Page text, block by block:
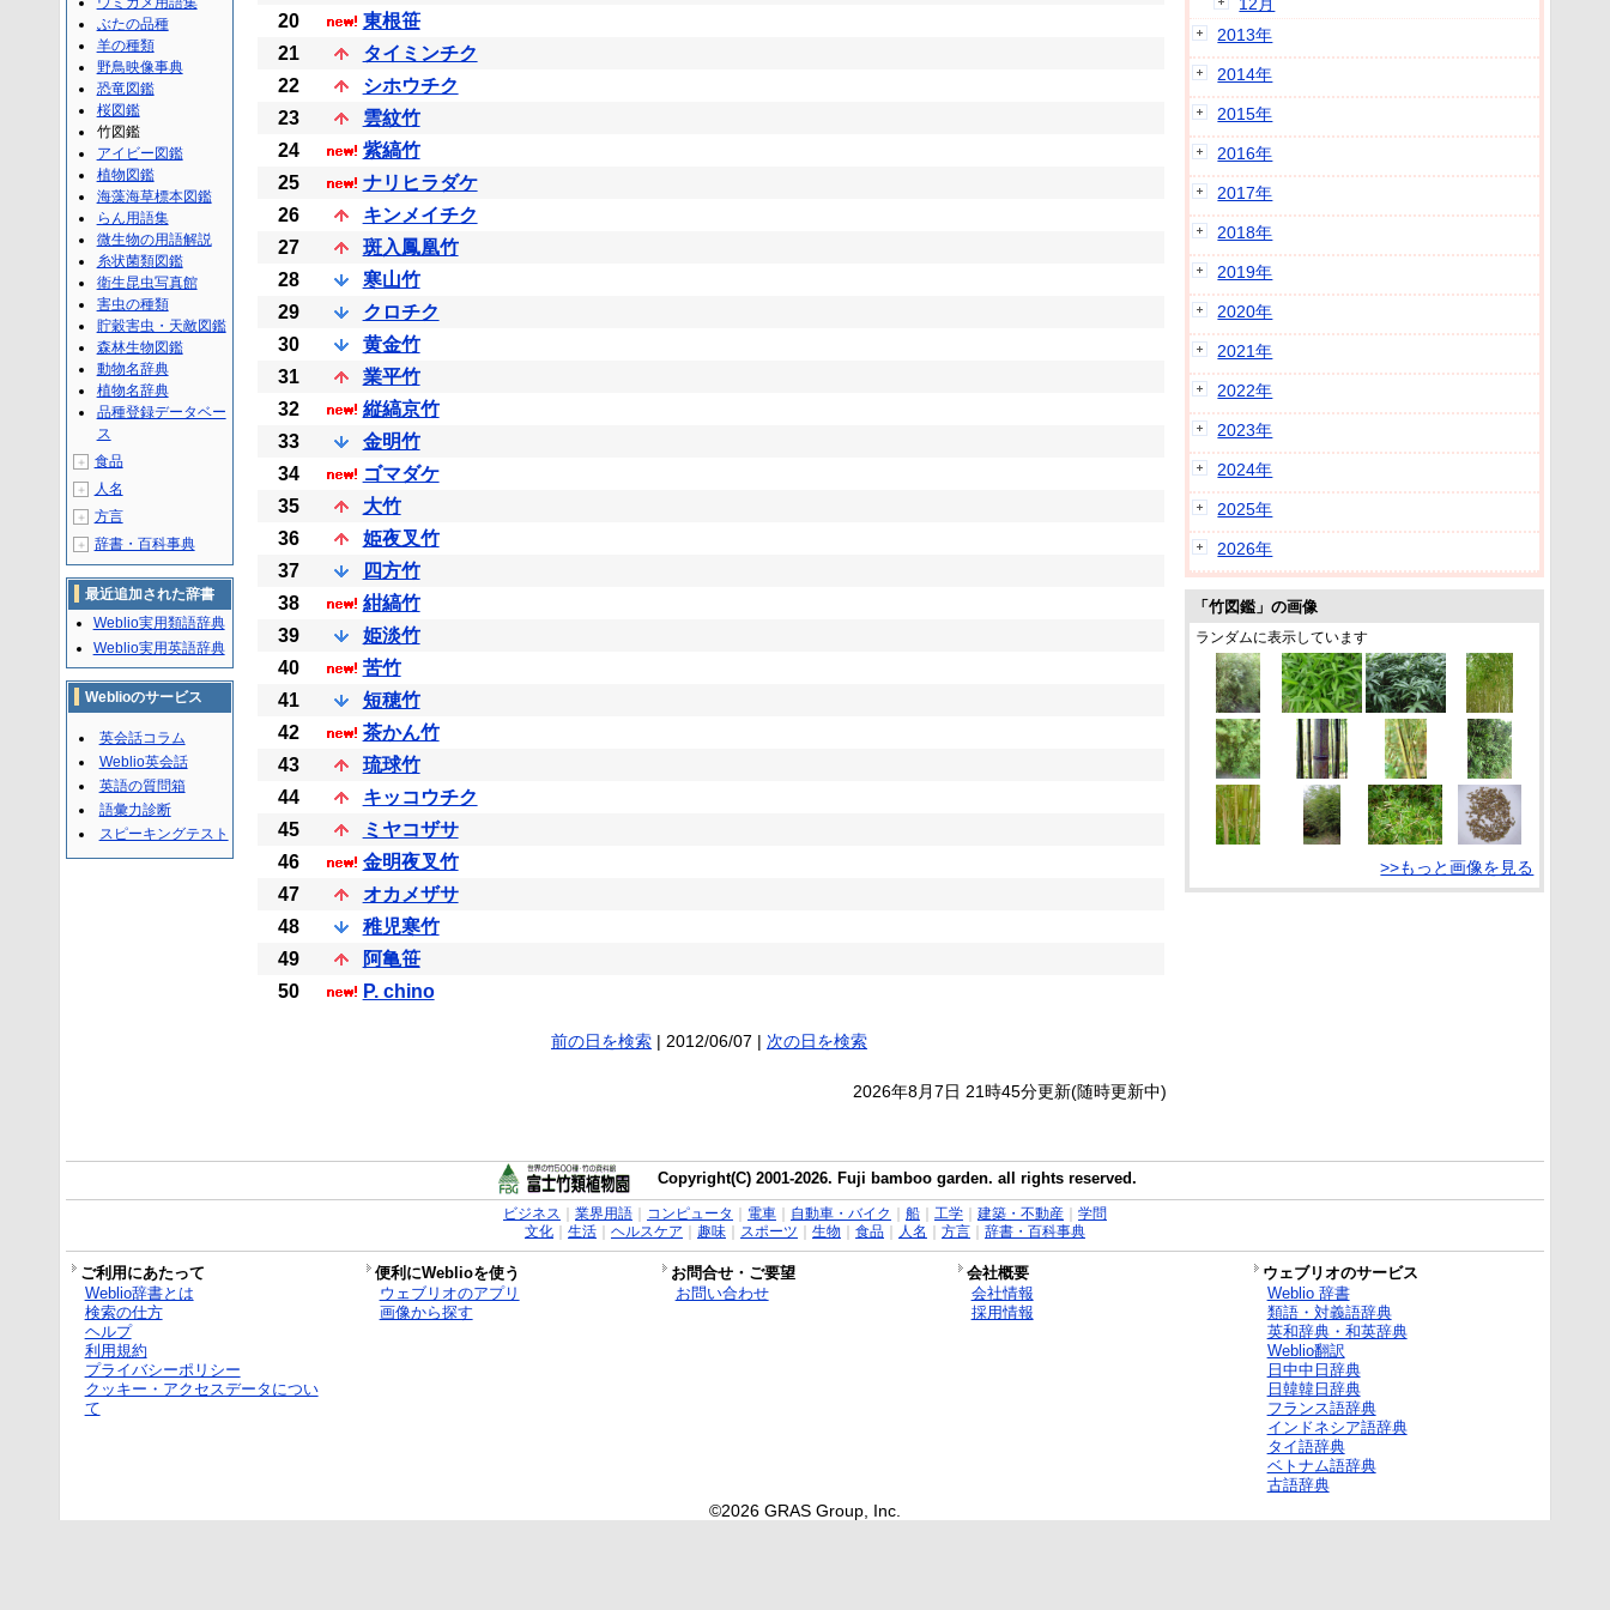
20
東根笹
21
タイミンチク
22
シホウチク
23
雲紋竹
24
紫縞竹
25
ナリヒラダケ
26
キンメイチク
27
斑入鳳凰竹
28
寒山竹
29
クロチク
30
黄金竹
31
業平竹
32
縦縞京竹
33
金明竹
34
ゴマダケ
35
大竹
36
姫夜叉竹
37
四方竹
38
紺縞竹
39
姫淡竹
40
苦竹
41
短穂竹
42
茶かん竹
43
琉球竹
44
キッコウチク
45
ミヤコザサ
46
金明夜叉竹
47
オカメザサ
48
稚児寒竹
49
阿亀笹
50
P. chino
前の日を検索| 2012/06/07 | 次の日を検索
2026年8月7日 21時45分更新(随時更新中)
ぶたの品種
羊の種類
野鳥映像事典
恐竜図鑑
桜図鑑
竹図鑑
アイビー図鑑
植物図鑑
海藻海草標本図鑑
らん用語集
微生物の用語解説
糸状菌類図鑑
衛生昆虫写真館
害虫の種類
貯穀害虫・天敵図鑑
森林生物図鑑
動物名辞典
植物名辞典
品種登録データベー
ス
＋ 食品
＋ 人名
＋ 方言
＋ 辞書・百科事典
最近追加された辞書
Weblio実用類語辞典
Weblio実用英語辞典
Weblioのサービス
英会話コラム
Weblio英会話
英語の質問箱
語彙力診断
スピーキングテスト
2013年
2014年
2015年
2016年
2017年
2018年
2019年
2020年
2021年
2022年
2023年
2024年
2025年
2026年
「竹図鑑」の画像
ランダムに表示しています
>>もっと画像を見る
Copyright(C) 2001-2026. Fuji bamboo garden. all rights reserved.
ビジネス 業界用語｜ コンピュータ 電車｜ 自動車・バイク 船｜ 工学｜ 建築・不動産｜ 学問
文化｜ 生活｜ ヘルスケア 趣味｜ スポーツ 生物 食品｜ 人名 方言｜ 辞書・百科事典
ご利用にあたって 便利にWeblioを使う お問合せ・ご要望 会社概要
ウェブリオのサービス
Weblio辞書とは
検索の仕方
ヘルプ
利用規約
プライバシーポリシー
クッキー・アクセスデータについ
て
ウェブリオのアプリ
画像から探す
お問い合わせ
会社情報
採用情報
Weblio 辞書
類語・対義語辞典
英和辞典・和英辞典
Weblio翻訳
日中中日辞典
日韓韓日辞典
フランス語辞典
インドネシア語辞典
タイ語辞典
ベトナム語辞典
古語辞典
©2026 GRAS Group, Inc.